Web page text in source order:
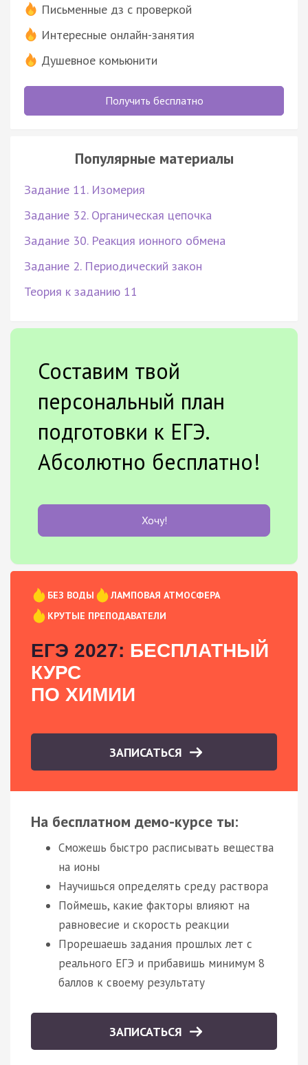
Письменные дз с проверкой
Интересные онлайн-занятия
Душевное комьюнити
Получить бесплатно
Популярные материалы
Задание 11. Изомерия
Задание 32. Органическая цепочка
Задание 30. Реакция ионного обмена
Задание 2. Периодический закон
Теория к заданию 11
Составим твой
персональный план
подготовки к ЕГЭ.
Абсолютно бесплатно!
Хочу!
БЕЗ ВОДЫ
ЛАМПОВАЯ АТМОСФЕРА
КРУТЫЕ ПРЕПОДАВАТЕЛИ
ЕГЭ 2027: БЕСПЛАТНЫЙ
КУРС
ПО ХИМИИ
ЗАПИСАТЬСЯ
На бесплатном демо-курсе ты:
Сможешь быстро расписывать вещества
на ионы
Научишься определять среду раствора
Поймешь, какие факторы влияют на
равновесие и скорость реакции
Прорешаешь задания прошлых лет с
реального ЕГЭ и прибавишь минимум 8
баллов к своему результату
ЗАПИСАТЬСЯ